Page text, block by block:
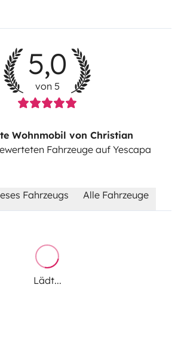
5,0
von 5
Wohnmobil von Christian
Fahrzeuge auf Yescapa
Fahrzeugs Alle Fahrzeuge
Lädt...